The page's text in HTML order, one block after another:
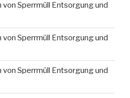
Sperrmüll Entsorgung und
Sperrmüll Entsorgung und
Sperrmüll Entsorgung und